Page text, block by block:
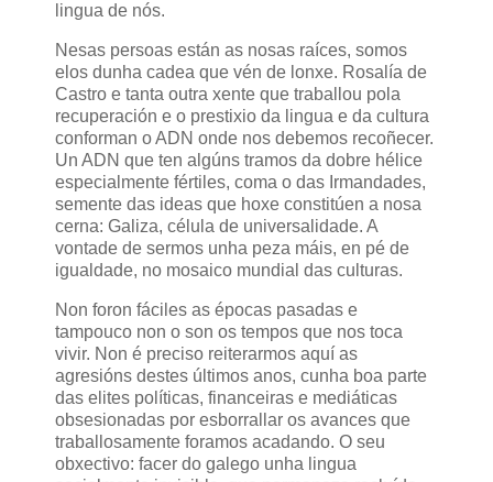
lingua de nós.
Nesas persoas están as nosas raíces, somos
elos dunha cadea que vén de lonxe. Rosalía de
Castro e tanta outra xente que traballou pola
recuperación e o prestixio da lingua e da cultura
conforman o ADN onde nos debemos recoñecer.
Un ADN que ten algúns tramos da dobre hélice
especialmente fértiles, coma o das Irmandades,
semente das ideas que hoxe constitúen a nosa
cerna: Galiza, célula de universalidade. A
vontade de sermos unha peza máis, en pé de
igualdade, no mosaico mundial das culturas.
Non foron fáciles as épocas pasadas e
tampouco non o son os tempos que nos toca
vivir. Non é preciso reiterarmos aquí as
agresións destes últimos anos, cunha boa parte
das elites políticas, financeiras e mediáticas
obsesionadas por esborrallar os avances que
traballosamente foramos acadando. O seu
obxectivo: facer do galego unha lingua